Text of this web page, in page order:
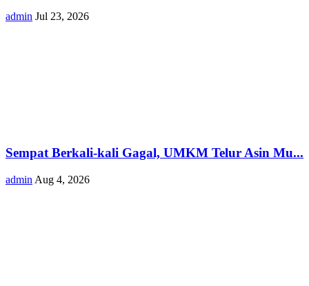
admin Jul 23, 2026
Sempat Berkali-kali Gagal, UMKM Telur Asin Mu...
admin Aug 4, 2026